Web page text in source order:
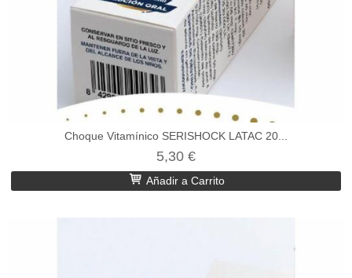
Choque Vitamínico SERISHOCK LATAC 20...
5,30 €
Añadir a Carrito